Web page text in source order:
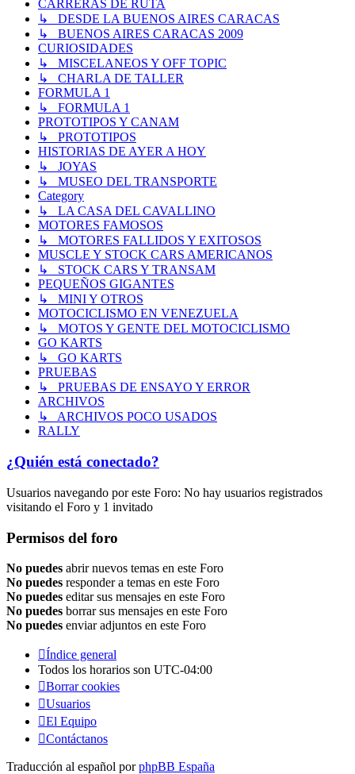
CARRERAS DE RUTA
↳ DESDE LA BUENOS AIRES CARACAS
↳ BUENOS AIRES CARACAS 2009
CURIOSIDADES
↳ MISCELANEOS Y OFF TOPIC
↳ CHARLA DE TALLER
FORMULA 1
↳ FORMULA 1
PROTOTIPOS Y CANAM
↳ PROTOTIPOS
HISTORIAS DE AYER A HOY
↳ JOYAS
↳ MUSEO DEL TRANSPORTE
Category
↳ LA CASA DEL CAVALLINO
MOTORES FAMOSOS
↳ MOTORES FALLIDOS Y EXITOSOS
MUSCLE Y STOCK CARS AMERICANOS
↳ STOCK CARS Y TRANSAM
PEQUEÑOS GIGANTES
↳ MINI Y OTROS
MOTOCICLISMO EN VENEZUELA
↳ MOTOS Y GENTE DEL MOTOCICLISMO
GO KARTS
↳ GO KARTS
PRUEBAS
↳ PRUEBAS DE ENSAYO Y ERROR
ARCHIVOS
↳ ARCHIVOS POCO USADOS
RALLY
¿Quién está conectado?
Usuarios navegando por este Foro: No hay usuarios registrados
visitando el Foro y 1 invitado
Permisos del foro
No puedes abrir nuevos temas en este Foro
No puedes responder a temas en este Foro
No puedes editar sus mensajes en este Foro
No puedes borrar sus mensajes en este Foro
No puedes enviar adjuntos en este Foro
Índice general
Todos los horarios son UTC-04:00
Borrar cookies
Usuarios
El Equipo
Contáctanos
Traducción al español porphpBB España